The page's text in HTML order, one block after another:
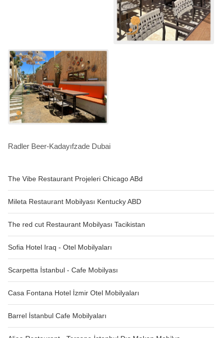
The Vibe Restaurant Projeleri Chicago ABd
Mileta Restaurant Mobilyası Kentucky ABD
The red cut Restaurant Mobilyası Tacikistan
Sofia Hotel Iraq - Otel Mobilyaları
Scarpetta İstanbul - Cafe Mobilyası
Casa Fontana Hotel İzmir Otel Mobilyaları
Barrel İstanbul Cafe Mobilyaları
Radler Beer-Kadayıfzade Dubai